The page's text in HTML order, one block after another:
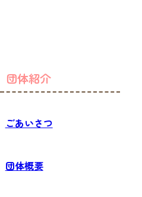
団体紹介
ごあいさつ
団体概要